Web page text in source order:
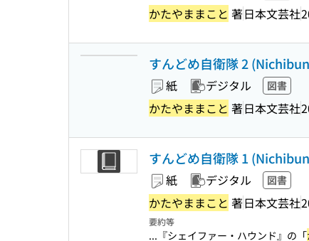
かたやままこと 著日本文芸社
すんどめ自衛隊 2
紙 デジタル 図書
かたやままこと 著日本文芸社
すんどめ自衛隊 1
紙 デジタル 図書
かたやままこと 著日本文芸社
要約等
...『シェイファー・ハウンド』の「